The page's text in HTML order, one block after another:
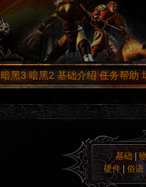
暗黑3 暗黑2 基础介绍 任务帮助
基础|
硬件
俗语